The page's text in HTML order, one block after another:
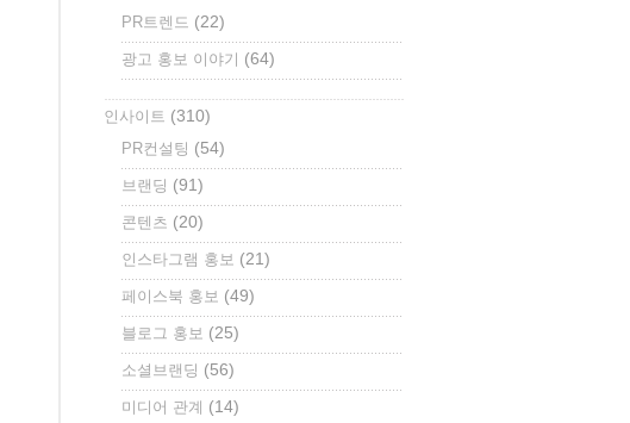
PR트렌드 (22)
광고 홍보 이야기 (64)
인사이트 (310)
PR컨설팅 (54)
브랜딩 (91)
콘텐츠 (20)
인스타그램 홍보 (21)
페이스북 홍보 (49)
블로그 홍보 (25)
소셜브랜딩 (56)
미디어 관계 (14)